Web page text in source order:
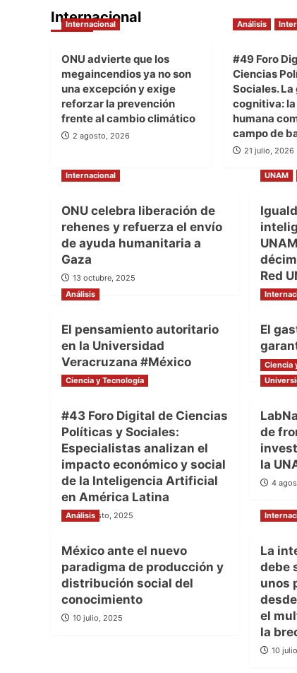
Internacional
Internacional
ONU advierte que los
megaincendios ya no son
una excepción y exige
reforzar la prevención
frente al cambio climático
2 agosto, 2026
Análisis
#49 Foro
Ciencias
Sociales. La
cognitiva:
humana
campo de
21 julio, 2026
Internacional
ONU celebra liberación de
rehenes y refuerza el envío
de ayuda humanitaria a
Gaza
13 octubre, 2025
UNAM
Red
13
Análisis
El pensamiento autoritario
en la Universidad
Veracruzana #México
21 septiembre, 2025
El
9
Ciencia y Tecnología
#43 Foro Digital de Ciencias
Políticas y Sociales:
Especialistas analizan el
impacto económico y social
de la Inteligencia Artificial
en América Latina
10 agosto, 2025
Ciencia
de
la
4
Análisis
México ante el nuevo
paradigma de producción y
distribución social del
conocimiento
10 julio, 2025
La
debe
unos
el
la
10